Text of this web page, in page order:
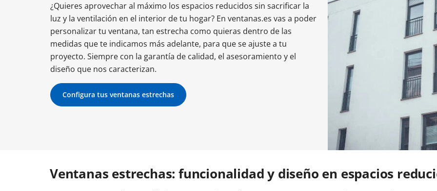
Ventanas
PVC
Ventanas de
Aluminio
Ventanas con
persianas
Configurador ventanas
Ventanas
de techo
Configurador
Claraboyas
Configurador
Otros enlaces
Tipos de ventanas Tamaños de las ventanas Ventanas Cortizo
Balconeras PVC Balconeras Aluminio
Balconeras con
persianas
Configurador balconeras
Balconeras correderas
PVC
Balconeras
Aluminio
Configurador balconeras correderas
Otros enlaces
Tamaños balconeras Coste balconeras
Descubre
Puertas
acorazadas
Configurador puertas acorazadas
Puertas entrada
PVC
Puertas entrada
aluminio
Configurador puertas entrada
Puertas auxiliares
acero
Puertas
Configurador puertas
Otros enlaces
Tamaños puertas entrada Colores puertas de entrada Tiradores
Descubre
Manuales Motorizadas
Configurador puertas de garaje
¿Quieres aprovechar al máximo los espacios reducidos sin sacrificar la
luz y la ventilación en el interior de tu hogar? En ventanas.es vas a poder
personalizar tu ventana, tan estrecha como quieras dentro de las
medidas que te indicamos más adelante, para que se ajuste a tu
proyecto. Siempre con la garantía de calidad, el asesoramiento y el
diseño que nos caracterizan.
Configura tus ventanas estrechas
Ventanas estrechas: funcionalidad y diseño en espacios